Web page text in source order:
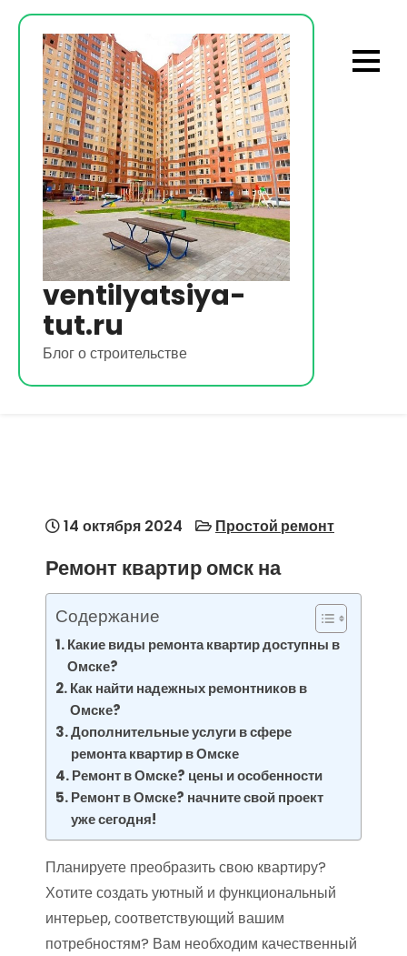
Перейти
содержимому
ventilyatsiya-
tut.ru
Блог о строительстве
14 октября 2024 Простой ремонт
Ремонт квартир омск на
Содержание
Какие виды ремонта квартир доступны в
Омске?
Как найти надежных ремонтников в
Омске?
Дополнительные услуги в сфере
ремонта квартир в Омске
Ремонт в Омске? цены и особенности
Ремонт в Омске? начните свой проект
уже сегодня!
Планируете преобразить свою квартиру?
Хотите создать уютный и функциональный
интерьер‚ соответствующий вашим
потребностям? Вам необходим качественный